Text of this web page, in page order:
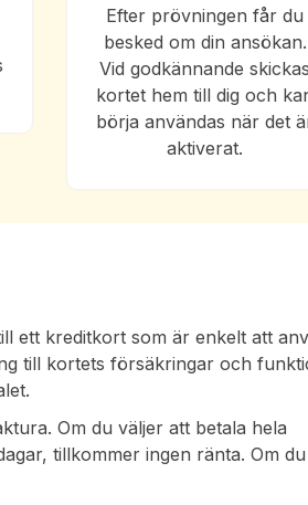
Efter prövningen får du
besked om din ansökan.
Vid godkännande skickas
kortet hem till dig och
börja användas när det
aktiverat.
ett kreditkort som är enkelt att
till kortets försäkringar och
Om du väljer att betala hela
tillkommer ingen ränta. Om